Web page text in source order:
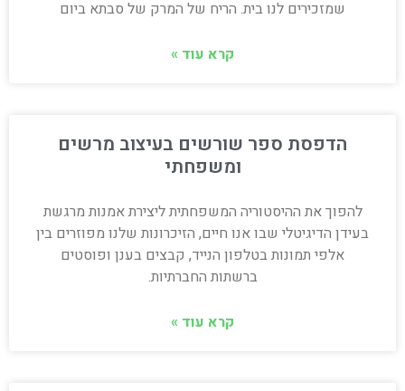
שמזכירים לנו בית. הריח של המרק של סבתא ביום
קרא עוד »
הדפסת ספר שורשים בעיצוב מרשים
ומשפחתי
להפוך את ההיסטוריה המשפחתית ליצירת אמנות מרגשת
בעידן הדיגיטלי שבו אנו חיים, הזיכרונות שלנו מפוזרים בין
אלפי תמונות בטלפון הנייד, קבצים בענן ופוסטים
ברשתות החברתיות.
קרא עוד »